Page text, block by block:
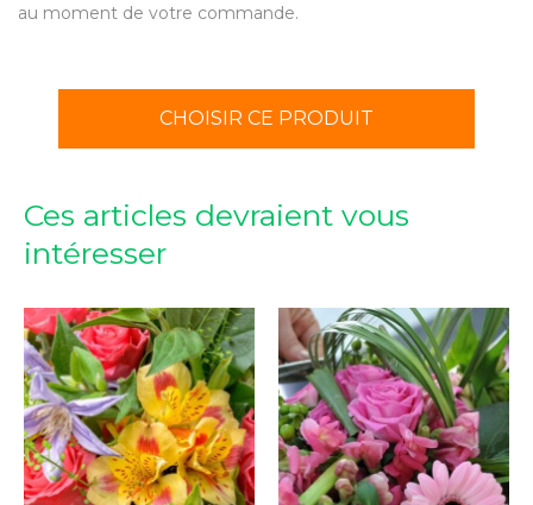
au moment de votre commande.
CHOISIR CE PRODUIT
Ces articles devraient vous
intéresser